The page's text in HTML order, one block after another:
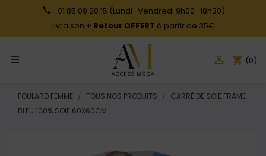
01 85 09 20 15 (Lundi–Vendredi 9h00–18h30)
Livraison + Retour OFFERT à partir de 35€
 shopping_cart (0)
FOULARD FEMME TOUS NOS PRODUITS
CARRÉ DE SOIE FRAME
BLEU 100% SOIE 60X60CM